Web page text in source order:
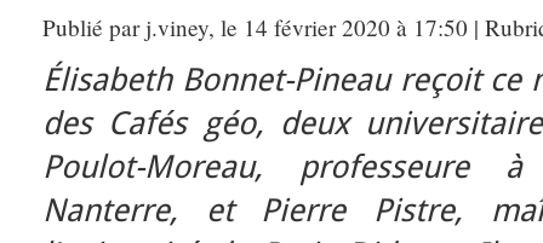
Publié par j.viney, le 14 février 2020 à 17:50 |
Élisabeth Bonnet-Pineau reçoit
des Cafés géo, deux
Poulot-Moreau, professeure
Nanterre, et Pierre Pistre,